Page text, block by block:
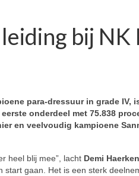
bij NK
para-dressuur in grade IV,
onderdeel met 75.838
en veelvoudig kampioene
heel blij mee”, lacht Demi
gaan. Het is een sterk